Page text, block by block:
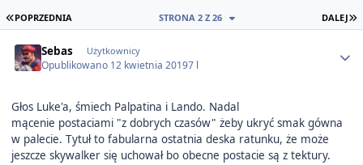
PIERWSZA STRONA
POPRZEDNIA DALEJ
STRONA 2 Z 26
Sebas Użytkownicy
Opublikowano 12 kwietnia 20197 l
Głos Luke'a, śmiech Palpatina i Lando. Nadal
mącenie postaciami "z dobrych czasów" żeby ukryć smak gówna
w palecie. Tytuł to fabularna ostatnia deska ratunku, że może
jeszcze skywalker się uchował bo obecne postacie są z tektury.